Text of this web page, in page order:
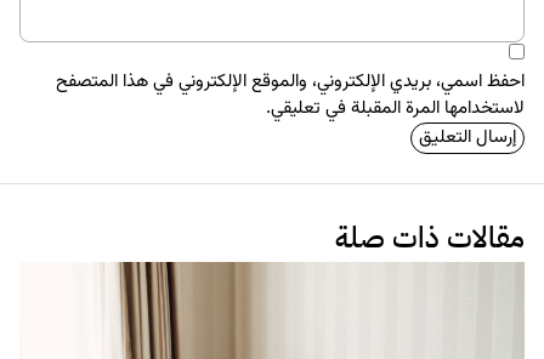
احفظ اسمي، بريدي الإلكتروني، والموقع الإلكتروني في هذا المتصفح
لاستخدامها المرة المقبلة في تعليقي.
مقالات ذات صلة